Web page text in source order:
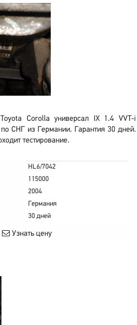
Corolla универсал IX 1.4 VVT-i
СНГ из Германии. Гарантия 30 дней.
тестирование.
HL6/7042
115000
2004
Германия
30 дней
Узнать цену